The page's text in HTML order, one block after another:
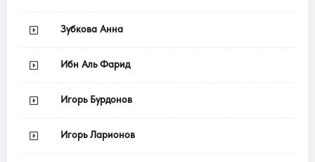
Зубкова Анна
Ибн Аль Фарид
Игорь Бурдонов
Игорь Ларионов